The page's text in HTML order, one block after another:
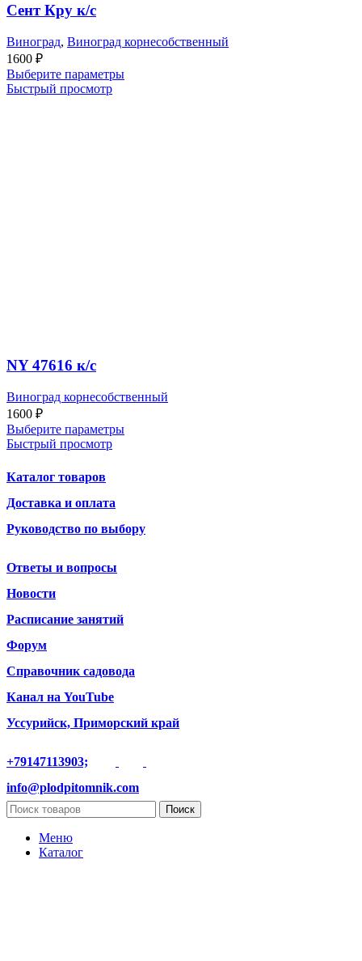
Сент Кру к/с
Виноград, Виноград корнесобственный
1600 ₽
Выберите параметры
Быстрый просмотр
NY 47616 к/c
Виноград корнесобственный
1600 ₽
Выберите параметры
Быстрый просмотр
Каталог товаров
Доставка и оплата
Руководство по выбору
Ответы и вопросы
Новости
Расписание занятий
Форум
Справочник садовода
Канал на YouTube
Уссурийск, Приморский край
+79147113903;
info@plodpitomnik.com
Поиск
Меню
Каталог